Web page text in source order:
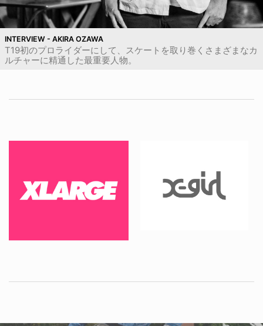
INTERVIEW - AKIRA OZAWA
T19初のプロライダーにして、スケートを取り巻くさまざまなカ
ルチャーに精通した最重要人物。